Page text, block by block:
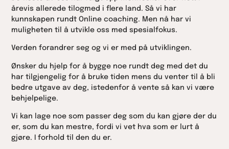
årevis allerede tilogmed i flere land. Så vi har
kunnskapen rundt Online coaching. Men nå har vi
muligheten til å utvikle oss med spesialfokus.
Verden forandrer seg og vi er med på utviklingen.
Ønsker du hjelp for å bygge noe rundt deg med det du
har tilgjengelig for å bruke tiden mens du venter til å bli
bedre utgave av deg, istedenfor å vente så kan vi være
behjelpelige.
Vi kan lage noe som passer deg som du kan gjøre der du
er, som du kan mestre, fordi vi vet hva som er lurt å
gjøre. I forhold til den du er.